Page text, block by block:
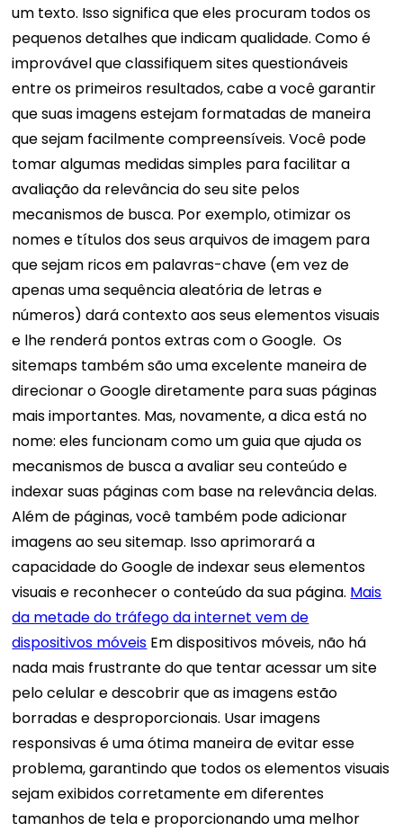
um texto. Isso significa que eles procuram todos os
pequenos detalhes que indicam qualidade. Como é
improvável que classifiquem sites questionáveis ​​
entre os primeiros resultados, cabe a você garantir
que suas imagens estejam formatadas de maneira
que sejam facilmente compreensíveis. Você pode
tomar algumas medidas simples para facilitar a
avaliação da relevância do seu site pelos
mecanismos de busca. Por exemplo, otimizar os
nomes e títulos dos seus arquivos de imagem para
que sejam ricos em palavras-chave (em vez de
apenas uma sequência aleatória de letras e
números) dará contexto aos seus elementos visuais
e lhe renderá pontos extras com o Google. Os
sitemaps também são uma excelente maneira de
direcionar o Google diretamente para suas páginas
mais importantes. Mas, novamente, a dica está no
nome: eles funcionam como um guia que ajuda os
mecanismos de busca a avaliar seu conteúdo e
indexar suas páginas com base na relevância delas.
Além de páginas, você também pode adicionar
imagens ao seu sitemap. Isso aprimorará a
capacidade do Google de indexar seus elementos
visuais e reconhecer o conteúdo da sua página. Mais
da metade do tráfego da internet vem de
dispositivos móveis Em dispositivos móveis, não há
nada mais frustrante do que tentar acessar um site
pelo celular e descobrir que as imagens estão
borradas e desproporcionais. Usar imagens
responsivas é uma ótima maneira de evitar esse
problema, garantindo que todos os elementos visuais
sejam exibidos corretamente em diferentes
tamanhos de tela e proporcionando uma melhor